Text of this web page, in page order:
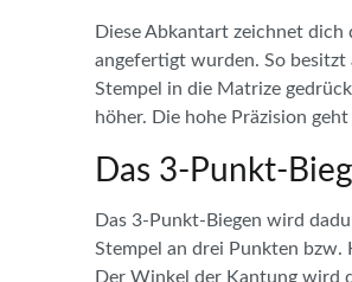
Diese Abkantart zeichnet dich
angefertigt wurden. So besitzt
Stempel in die Matrize
höher. Die hohe Präzision
Das 3-Punkt-
Das 3-Punkt-Biegen wird
Stempel an drei Punkten
Der Winkel der Kantung wird